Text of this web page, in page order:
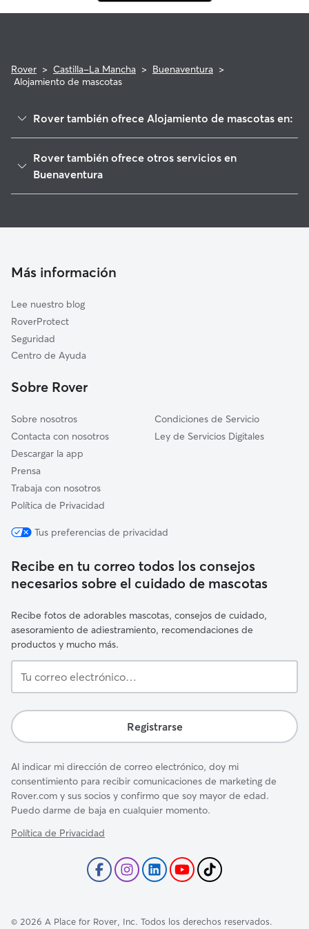
Rover > Castilla-La Mancha > Buenaventura >
Alojamiento de mascotas
Rover también ofrece Alojamiento de mascotas en:
Pedro Bernardo
La Iglesuela
Montesclaros
Gavilanes
Mijares
Rover también ofrece otros servicios en
Buenaventura
Más información
Lee nuestro blog
RoverProtect
Seguridad
Centro de Ayuda
Sobre Rover
Sobre nosotros
Contacta con nosotros
Descargar la app
Prensa
Trabaja con nosotros
Política de Privacidad
Condiciones de Servicio
Ley de Servicios Digitales
Tus preferencias de privacidad
Recibe en tu correo todos los consejos
necesarios sobre el cuidado de mascotas
Recibe fotos de adorables mascotas, consejos de cuidado,
asesoramiento de adiestramiento, recomendaciones de
productos y mucho más.
correo
Registrarse
Al indicar mi dirección de correo electrónico, doy mi
consentimiento para recibir comunicaciones de marketing de
Rover.com y sus socios y confirmo que soy mayor de edad.
Puedo darme de baja en cualquier momento.
Política de Privacidad
© 2026 A Place for Rover, Inc. Todos los derechos reservados.